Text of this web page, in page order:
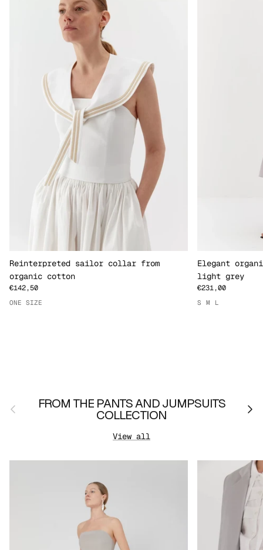
Reinterpreted sailor collar from
organic cotton
€142,50
ONE SIZE
Elegant
light grey
€231,00
S M L
PreviousFROM THE PANTS AND JUMPSUITS
COLLECTION
View all